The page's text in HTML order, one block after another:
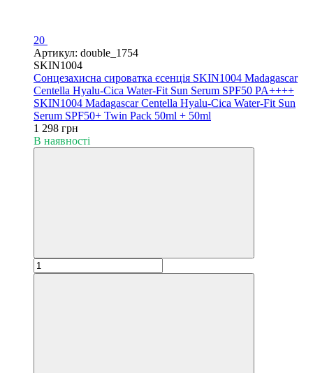
20
Артикул: double_1754
SKIN1004
Сонцезахисна сироватка єсенція SKIN1004 Madagascar
Centella Hyalu-Cica Water-Fit Sun Serum SPF50 PA++++
SKIN1004 Madagascar Centella Hyalu-Cica Water-Fit Sun
Serum SPF50+ Twin Pack 50ml + 50ml
1 298 грн
В наявності